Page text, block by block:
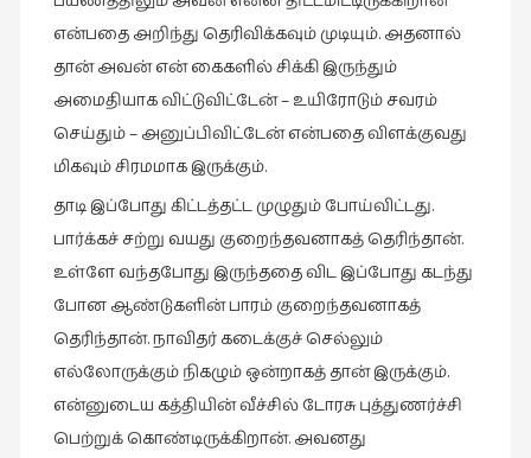
என்பதை அறிந்து தெரிவிக்கவும் முடியும். அதனால்
தான் அவன் என் கைகளில் சிக்கி இருந்தும்
அமைதியாக விட்டுவிட்டேன் – உயிரோடும் சவரம்
செய்தும் – அனுப்பிவிட்டேன் என்பதை விளக்குவது
மிகவும் சிரமமாக இருக்கும்.
தாடி இப்போது கிட்டத்தட்ட முழுதும் போய்விட்டது.
பார்க்கச் சற்று வயது குறைந்தவனாகத் தெரிந்தான்.
உள்ளே வந்தபோது இருந்ததை விட இப்போது கடந்து
போன ஆண்டுகளின் பாரம் குறைந்தவனாகத்
தெரிந்தான். நாவிதர் கடைக்குச் செல்லும்
எல்லோருக்கும் நிகழும் ஒன்றாகத் தான் இருக்கும்.
என்னுடைய கத்தியின் வீச்சில் டோரசு புத்துணர்ச்சி
பெற்றுக் கொண்டிருக்கிறான். அவனது